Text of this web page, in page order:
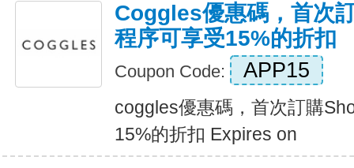
Coggles優惠碼，首次
程序可享受15%的折扣
Coupon Code: APP15
coggles優惠碼，首次訂購
15%的折扣 Expires on